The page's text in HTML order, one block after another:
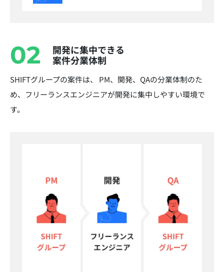
02
開発に集中できる
案件分業体制
SHIFTグループの案件は、 PM、開発、QAの分業体制のた
め、フリーランスエンジニアが開発に集中しやすい環境で
す。